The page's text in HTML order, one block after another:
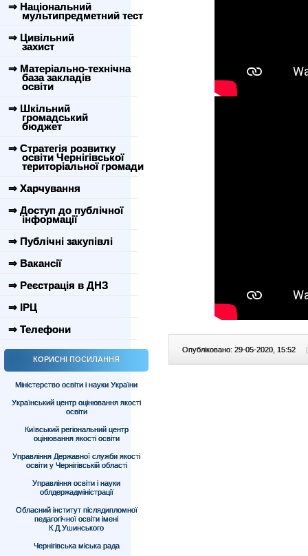
⇒ Національний
мультипредметний тест
⇒ Цивільний
захист
⇒ Матеріально-технічна
база закладів
освіти
⇒ Шкільний
громадський
бюджет
⇒ Стратегія розвитку
освіти Чернігівської
територіальної громади
⇒ Харчування
⇒ Доступ до публічної
інформації
⇒ Публічні закупівлі
⇒ Вакансії
⇒ Реєстрація в ДНЗ
⇒ ІРЦ
⇒ Телефони
КОРИСНІ ПОСИЛАННЯ
Міністерство освіти і науки України
Український центр оцінювання якості
освіти
Київський регіональний центр
оцінювання якості освіти
Управління Державної служби якості
освіти у Чернігівській області
Управління освіти і науки
облдержадміністрації
Обласний інститут післядипломної
педагогічної освіти імені
К.Д.Ушинського
Чернігівська міська рада
Опубліковано: 29-05-2020, 15:52 |